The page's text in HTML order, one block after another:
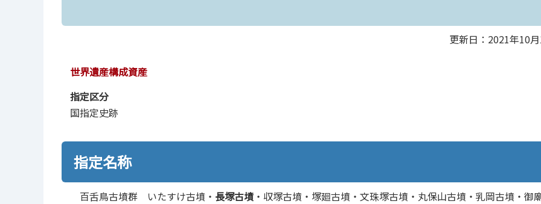
更新日：2021年10
世界遺産構成資産
指定区分
国指定史跡
指定名称
百舌鳥古墳群 いたすけ古墳・ 長塚古墳・収塚古墳・塚廻古墳・文珠塚古墳・丸保山古墳・乳岡古墳・御